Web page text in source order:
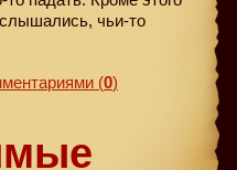
чьи-то
(0)